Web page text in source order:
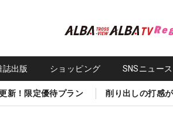
誌出版 ショッピング SNSニュース
新！限定優待プラン 削り出しの打感